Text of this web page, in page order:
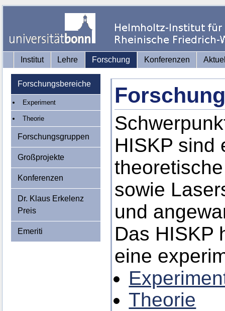
Institut Lehre Forschung Konferenzen
Forschungsbereiche
Experiment
Theorie
Forschungsgruppen
Großprojekte
Konferenzen
Dr. Klaus Erkelenz
Preis
Emeriti
HISKP sind
sowie
und
Das HISKP
eine
Theorie